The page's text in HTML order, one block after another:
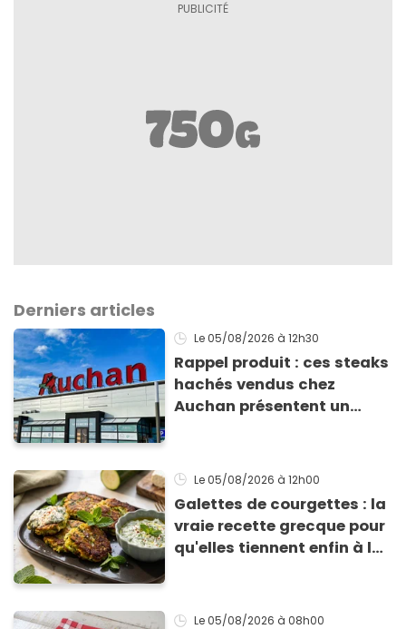
Derniers articles
Le 05/08/2026 à 12h30
Rappel produit : ces steaks
hachés vendus chez
Auchan présentent un
Le 05/08/2026 à 12h00
Galettes de courgettes : la
vraie recette grecque pour
qu'elles tiennent enfin à la
Le 05/08/2026 à 08h00